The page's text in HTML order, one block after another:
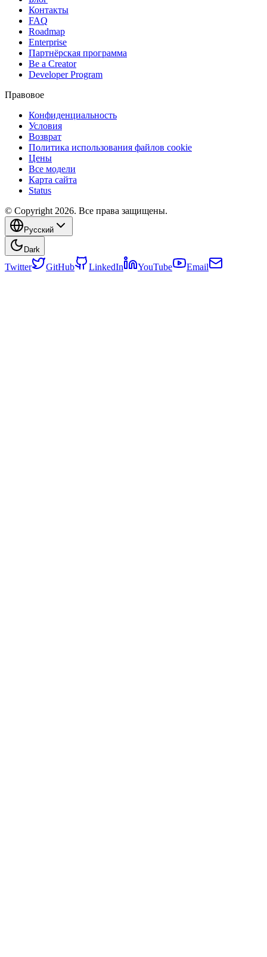
Контакты
FAQ
Roadmap
Enterprise
Партнёрская программа
Be a Creator
Developer Program
Правовое
Конфиденциальность
Условия
Возврат
Политика использования файлов cookie
Цены
Все модели
Карта сайта
Status
© Copyright 2026. Все права защищены.
Русский
Dark
Twitter GitHub LinkedIn YouTube Email